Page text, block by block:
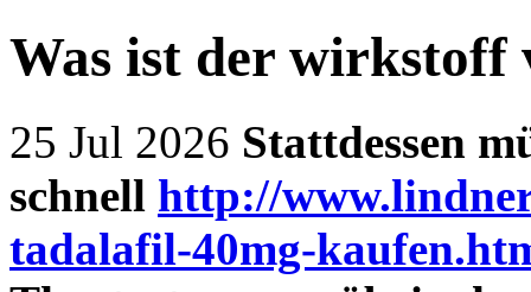
Was ist der wirkstoff
25 Jul 2026 Stattdessen
schnell http://
tadalafil-40mg-